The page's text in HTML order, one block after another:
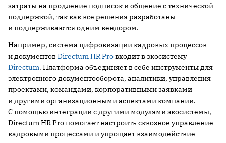
затраты на продление подписок и общение с технической
поддержкой, так как все решения разработаны
и поддерживаются одним вендором.
Например, система цифровизации кадровых процессов
и документов Directum HR Proвходит в экосистему
Directum. Платформа объединяет в себе инструменты для
электронного документооборота, аналитики, управления
проектами, командами, корпоративными заявками
и другими организационными аспектами компании.
С помощью интеграции с другими модулями экосистемы,
Directum HR Pro помогает настроить сквозное управление
кадровыми процессами и упрощает взаимодействие